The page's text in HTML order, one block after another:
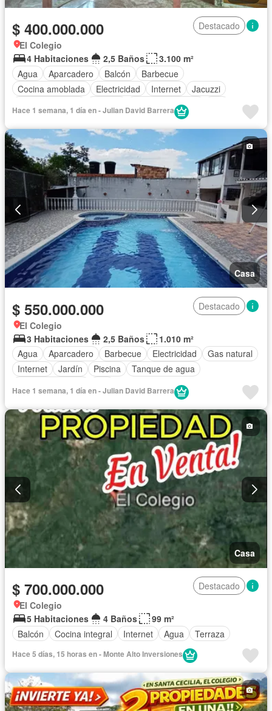
$ 400.000.000
Destacado
El Colegio
4 Habitaciones
2,5 Baños
3.100 m²
Agua
Aparcadero Balcón
Barbecue
Cocina amoblada
Electricidad Internet
Jacuzzi
Vista panorámica
Hace 1 semana, 1 día en - Julian David Barrera
Casa
$ 550.000.000
Destacado
El Colegio
3 Habitaciones
2,5 Baños
1.010 m²
Agua
Aparcadero Barbecue Electricidad
Gas natural
Internet
Jardín Piscina
Tanque de agua
Hace 1 semana, 1 día en - Julian David Barrera
Casa
$ 700.000.000
Destacado
El Colegio
5 Habitaciones
4 Baños
99 m²
Balcón
Cocina integral Internet Agua Terraza
Hace 5 días, 15 horas en - Monte Alto Inversiones